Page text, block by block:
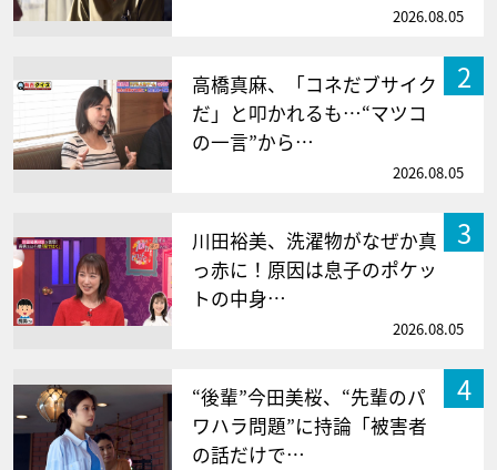
2026.08.05
2
高橋真麻、「コネだブサイク
だ」と叩かれるも…“マツコ
の一言”から…
2026.08.05
3
川田裕美、洗濯物がなぜか真
っ赤に！原因は息子のポケッ
トの中身…
2026.08.05
4
“後輩”今田美桜、“先輩のパ
ワハラ問題”に持論「被害者
の話だけで…